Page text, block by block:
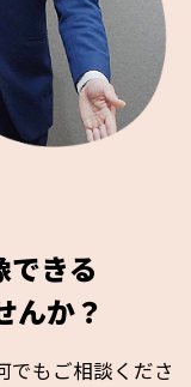
きる
んか？
でもご相談くださ